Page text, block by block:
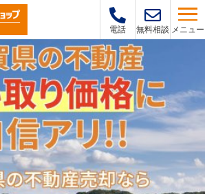
電話 無料相談 メニュー